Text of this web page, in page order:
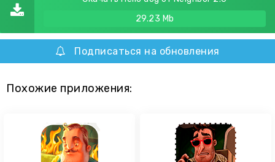
29.23 Mb
Подписаться на обновления
Похожие приложения: